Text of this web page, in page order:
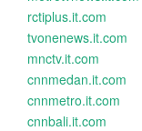
rctiplus.it.com
tvonenews.it.com
mnctv.it.com
cnnmedan.it.com
cnnmetro.it.com
cnnbali.it.com